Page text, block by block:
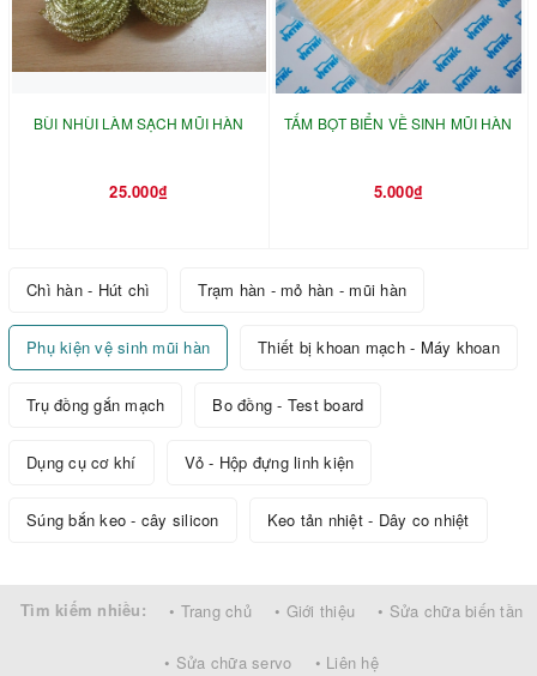
BÙI NHÙI LÀM SẠCH MŨI HÀN
25.000₫
TẤM BỌT BIỂN VỀ SINH MŨI HÀN
5.000₫
Chì hàn - Hút chì Trạm hàn - mỏ hàn - mũi hàn
Phụ kiện vệ sinh mũi hàn Thiết bị khoan mạch - Máy khoan
Trụ đồng gắn mạch Bo đồng - Test board
Dụng cụ cơ khí Vỏ - Hộp đựng linh kiện
Súng bắn keo - cây silicon Keo tản nhiệt - Dây co nhiệt
Tìm kiếm nhiều: • Trang chủ • Giới thiệu • Sửa chữa biến tần
• Sửa chữa servo • Liên hệ